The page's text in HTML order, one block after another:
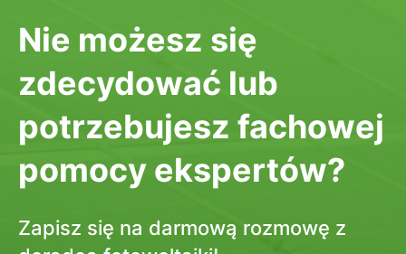
Nie możesz się
zdecydować lub
potrzebujesz fachowej
pomocy ekspertów?
Zapisz się na darmową rozmowę z